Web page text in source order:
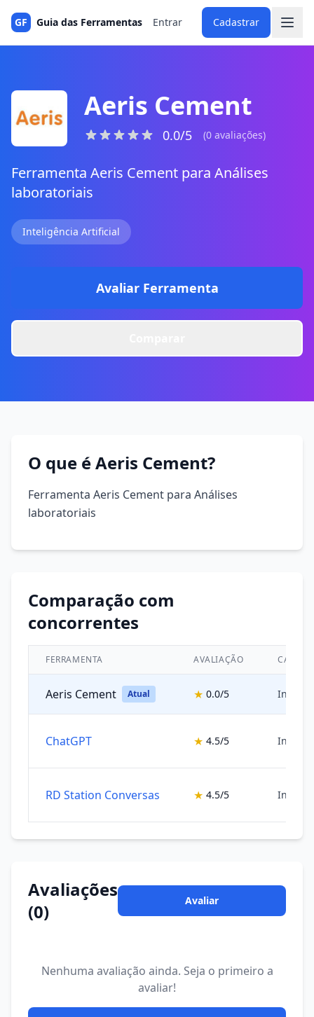
GF Guia das Ferramentas Entrar Cadastrar
Aeris Cement
0.0/5 (0 avaliações)
Ferramenta Aeris Cement para Análises
laboratoriais
Inteligência Artificial
Avaliar Ferramenta
O que é Aeris Cement?
Ferramenta Aeris Cement para Análises
laboratoriais
Comparação com
concorrentes
FERRAMENTA AVALIAÇÃO
Aeris Cement Atual ★ 0.0/5
ChatGPT ★ 4.5/5
RD Station Conversas ★ 4.5/5
Avaliações
(0)
Avaliar
Nenhuma avaliação ainda. Seja o primeiro a
avaliar!